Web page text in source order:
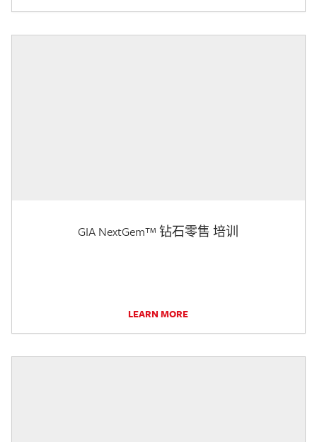
GIA NextGem™ 钻石零售 培训
LEARN MORE